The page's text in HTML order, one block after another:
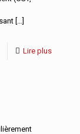
[…]
Lire plus